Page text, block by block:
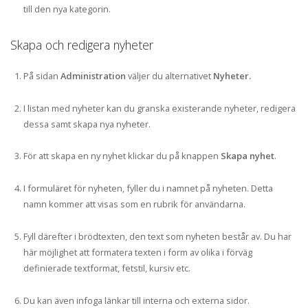
till den nya kategorin.
Skapa och redigera nyheter
På sidanAdministration väljer du alternativet Nyheter.
I listan med nyheter kan du granska existerande nyheter, redigera
dessa samt skapa nya nyheter.
För att skapa en ny nyhet klickar du på knappen Skapa nyhet.
I formuläret för nyheten, fyller du i namnet på nyheten. Detta
namn kommer att visas som en rubrik för användarna.
Fyll därefter i brödtexten, den text som nyheten består av. Du har
här möjlighet att formatera texten i form av olika i förväg
definierade textformat, fetstil, kursiv etc.
Du kan även infoga länkar till interna och externa sidor.